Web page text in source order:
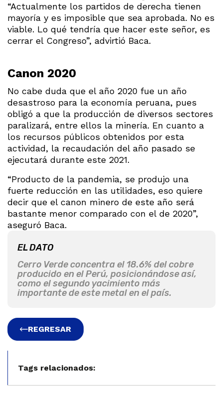
“Actualmente los partidos de derecha tienen
mayoría y es imposible que sea aprobada. No es
viable. Lo qué tendría que hacer este señor, es
cerrar el Congreso”, advirtió Baca.
Canon 2020
No cabe duda que el año 2020 fue un año
desastroso para la economía peruana, pues
obligó a que la producción de diversos sectores
paralizará, entre ellos la minería. En cuanto a
los recursos públicos obtenidos por esta
actividad, la recaudación del año pasado se
ejecutará durante este 2021.
“Producto de la pandemia, se produjo una
fuerte reducción en las utilidades, eso quiere
decir que el canon minero de este año será
bastante menor comparado con el de 2020”,
aseguró Baca.
EL DATO
Cerro Verde concentra el 18.6% del cobre
producido en el Perú, posicionándose así,
como el segundo yacimiento más
importante de este metal en el país.
REGRESAR
Tags relacionados: